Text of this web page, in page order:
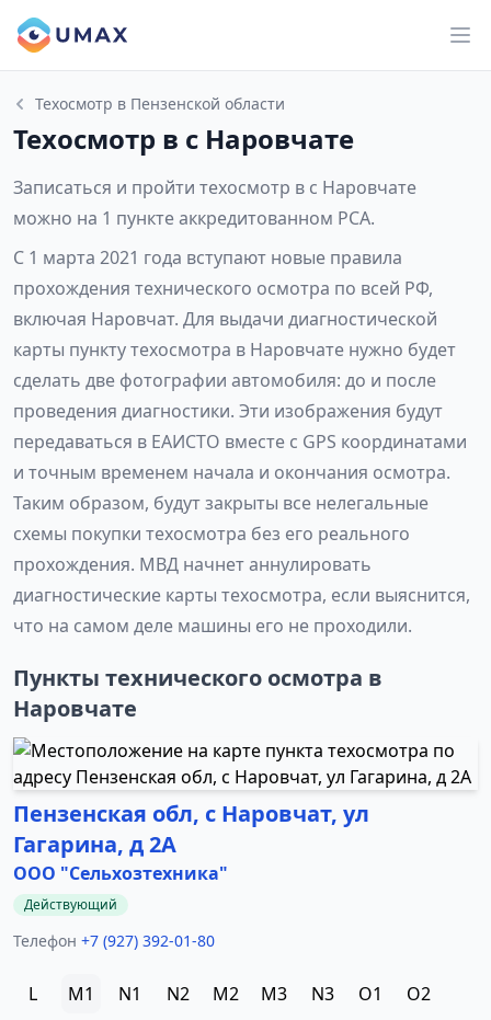
Техосмотр в Пензенской области
Техосмотр в с Наровчате
Записаться и пройти техосмотр в с Наровчате
можно на 1 пункте аккредитованном РСА.
С 1 марта 2021 года вступают новые правила
прохождения технического осмотра по всей РФ,
включая Наровчат. Для выдачи диагностической
карты пункту техосмотра в Наровчате нужно будет
сделать две фотографии автомобиля: до и после
проведения диагностики. Эти изображения будут
передаваться в ЕАИСТО вместе с GPS координатами
и точным временем начала и окончания осмотра.
Таким образом, будут закрыты все нелегальные
схемы покупки техосмотра без его реального
прохождения. МВД начнет аннулировать
диагностические карты техосмотра, если выяснится,
что на самом деле машины его не проходили.
Пункты технического осмотра в
Наровчате
Пензенская обл, с Наровчат, ул
Гагарина, д 2А
ООО "Сельхозтехника"
Действующий
Телефон +7 (927) 392-01-80
L M1 N1 N2 M2 M3 N3 O1
O2